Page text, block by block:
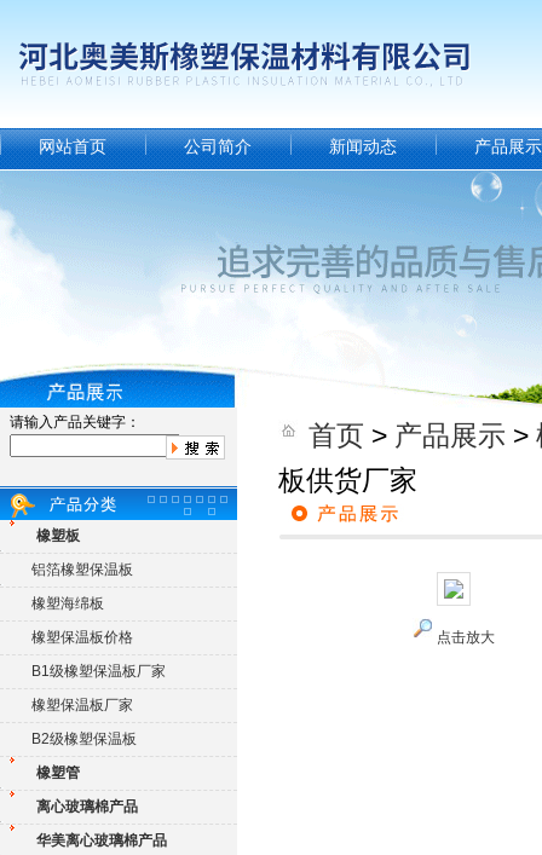
网站首页 公司简介 新闻动态 产品展示
请输入产品关键字：
橡塑板
铝箔橡塑保温板
橡塑海绵板
橡塑保温板价格
B1级橡塑保温板厂家
橡塑保温板厂家
B2级橡塑保温板
橡塑管
离心玻璃棉产品
华美离心玻璃棉产品
首页 > 产品展示 >
板供货厂家
点击放大